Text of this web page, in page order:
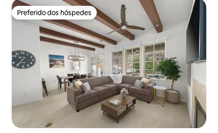
Preferido dos hóspedes
Preferido dos hóspedes